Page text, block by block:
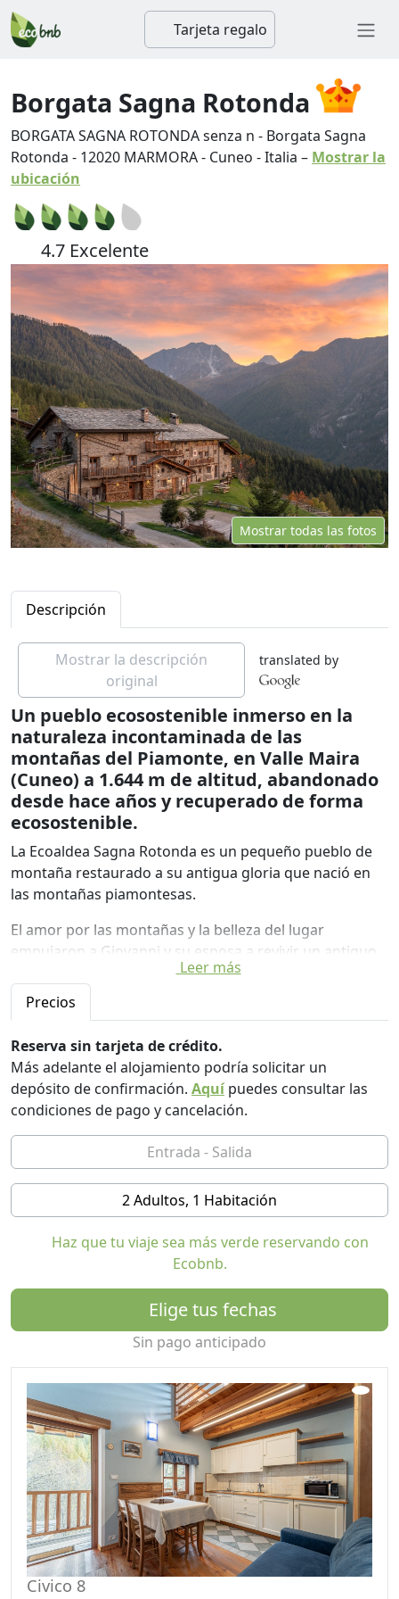
Tarjeta regalo
Borgata Sagna Rotonda
BORGATA SAGNA ROTONDA senza n - Borgata Sagna
Rotonda - 12020 MARMORA- Cuneo -Italia – Mostrar la
ubicación
4.7 Excelente
Mostrar todas las fotos
Descripción
Mostrar la descripción
original
translated by
Un pueblo ecosostenible inmerso en la
naturaleza incontaminada de las
montañas del Piamonte, en Valle Maira
(Cuneo) a 1.644 m de altitud, abandonado
desde hace años y recuperado de forma
ecosostenible.
La Ecoaldea Sagna Rotonda es un pequeño pueblo de
montaña restaurado a su antigua gloria que nació en
las montañas piamontesas.
El amor por las montañas y la belleza del lugar
empujaron a Giovanni y su esposa a revivir un antiguo
pueblo, llamado Sagna Rotonda, a una altitud de 1.644
metros sobre el nivel del mar, conectado por un camino
forestal al centro habitado más cercano. teniendo en
cuenta el valor histórico de las edificaciones, que se
remonta, al parecer, al siglo XVIII, resultando en 13
viviendas que cuentan con modernas técnicas
constructivas y vegetales, así como el uso de fuentes de
energía alternativas respetuosas con el medio
ambiente.
A disposición de los huéspedes una huerta orgánica
donde cada huésped puede recolectar y degustar
libremente todo lo que puede ofrecer, una pequeña
tienda donde se pueden encontrar productos locales
como: Miel, Galletas, Salsas, Mermeladas. productos en
aceite, vino, cerveza artesanal y nuestro licor de
montaña Genepy y mucho más
Para grupos y sus actividades también podemos
ofrecer un servicio de restaurante, y un gran salón
donde pueden realizar sus actividades como yoga,
cursos, gimnasia, reuniones.
La electricidad es suministrada por un sistema
fotovoltaico de unos 8 Kwp, combinado con un sistema
de calefacción con bombas de calor eléctricas y el uso
de placas eléctricas de inducción. En cambio, la
producción de agua caliente se confía a calderas
eléctricas. Con estas soluciones, la estructura es
completamente autónoma desde el punto de vista
energético, sin emisiones de CO2 y por tanto
Leer más
Precios
Reserva sin tarjeta de crédito.
Más adelante el alojamiento podría solicitar un
depósito de confirmación. Aquípuedes consultar las
condiciones de pago y cancelación.
2 Adultos, 1 Habitación
Haz que tu viaje sea más verde reservando con
Ecobnb.
Elige tus fechas
Sin pago anticipado
Civico 8